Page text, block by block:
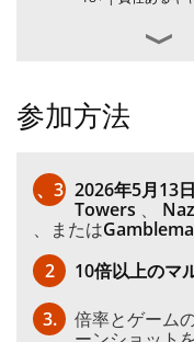
参加方法
2026年5月13日
、3
Towers 、
、または
2
10倍以上のマ
3.
倍率とゲーム